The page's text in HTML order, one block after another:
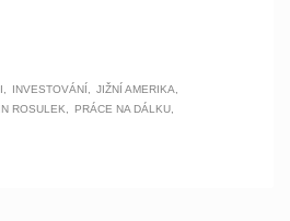
INVESTOVÁNÍ
JIŽNÍ AMERIKA
ROSULEK
PRÁCE NA DÁLKU